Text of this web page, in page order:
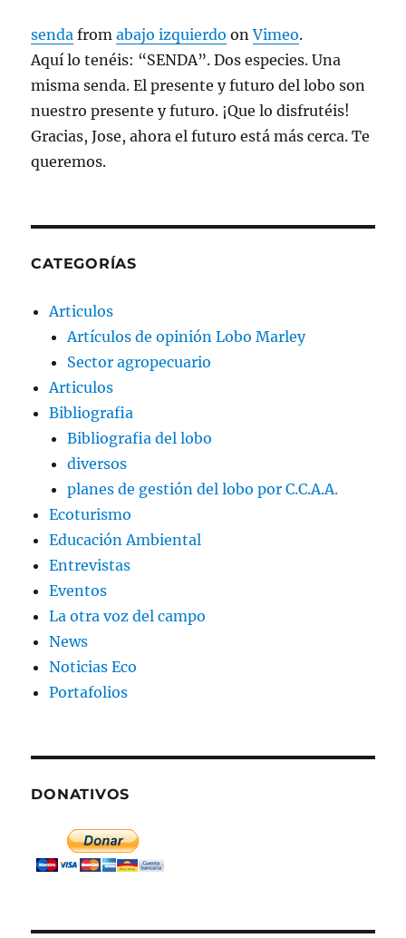
senda fromabajo izquierdo onVimeo.
Aquí lo tenéis: “SENDA”. Dos especies. Una
misma senda. El presente y futuro del lobo son
nuestro presente y futuro. ¡Que lo disfrutéis!
Gracias, Jose, ahora el futuro está más cerca. Te
queremos.
CATEGORÍAS
Articulos
Artículos de opinión Lobo Marley
Sector agropecuario
Articulos
Bibliografia
Bibliografia del lobo
diversos
planes de gestión del lobo por C.C.A.A.
Ecoturismo
Educación Ambiental
Entrevistas
Eventos
La otra voz del campo
News
Noticias Eco
Portafolios
DONATIVOS